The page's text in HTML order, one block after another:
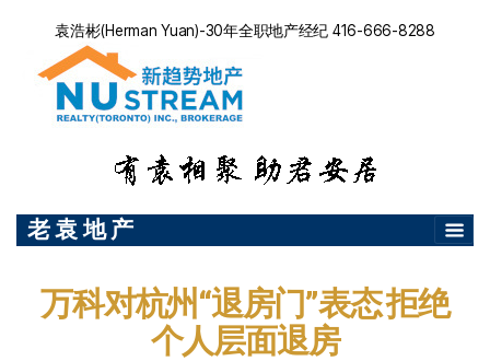
袁浩彬(Herman Yuan)-30年全职地产经纪 416-666-8288
老 袁 地 产
万科对杭州“退房门”表态 拒绝
个人层面退房